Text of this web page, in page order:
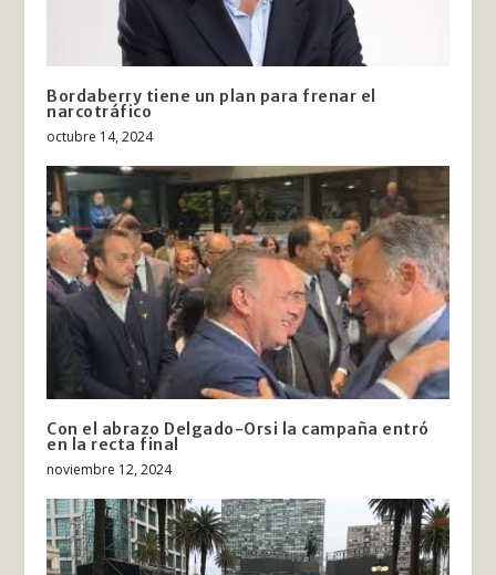
Bordaberry tiene un plan para frenar el
narcotráfico
octubre 14, 2024
Con el abrazo Delgado-Orsi la campaña entró
en la recta final
noviembre 12, 2024